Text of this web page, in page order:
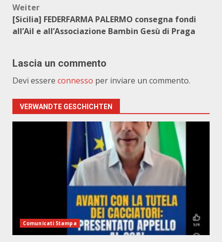
Weiter
[Sicilia] FEDERFARMA PALERMO consegna fondi
all’Ail e all’Associazione Bambin Gesù di Praga
Lascia un commento
Devi essere connesso per inviare un commento.
VERWANDTE GESCHICHTEN
Comunicati Stampa